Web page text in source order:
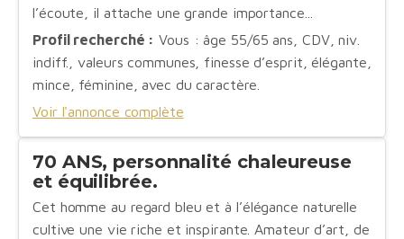
l’écoute, il attache une grande importance...
Profil recherché : Vous : âge 55/65 ans, CDV, niv.
indiff., valeurs communes, finesse d’esprit, élégante,
mince, féminine, avec du caractère.
Voir l'annonce complète
70 ANS, personnalité chaleureuse
et équilibrée.
Cet homme au regard bleu et à l’élégance naturelle
cultive une vie riche et inspirante. Amateur d’art, de